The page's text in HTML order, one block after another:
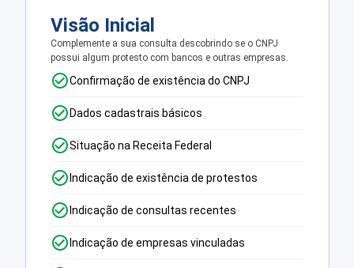
Visão Inicial
Complemente a sua consulta descobrindo se o CNPJ
possui algum protesto com bancos e outras empresas.
Confirmação de existência do CNPJ
Dados cadastrais básicos
Situação na Receita Federal
Indicação de existência de protestos
Indicação de consultas recentes
Indicação de empresas vinculadas